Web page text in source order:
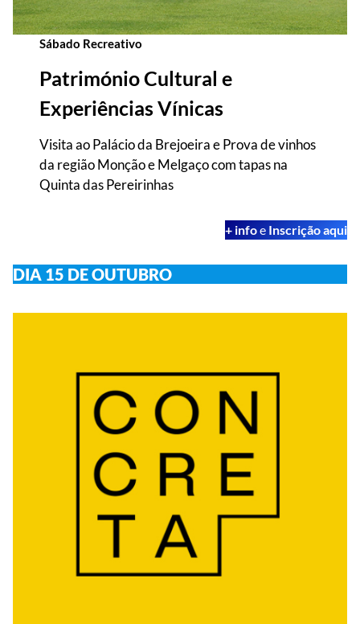
Sábado Recreativo
Património Cultural e
Experiências Vínicas
Visita ao Palácio da Brejoeira e Prova de vinhos
da região Monção e Melgaço com tapas na
Quinta das Pereirinhas
+ infoe Inscrição aqui
DIA 15 DE OUTUBRO